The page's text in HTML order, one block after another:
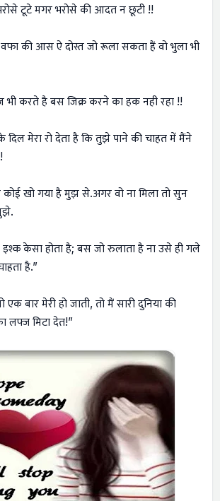
टूटे मगर भरोसे की आदत न छूटी !!
की आस ऐ दोस्त जो रूला सकता हैं वो भुला भी
भी करते है बस जिक्र करने का हक नही रहा !!
मेरा रो देता है कि तुझे पाने की चाहत में मैंने
कोई खो गया है मुझ से.अगर वो ना मिला तो सुन
इश्क केसा होता है; बस जो रुलाता है ना उसे ही गले
है.”
बार मेरी हो जाती, तो मैं सारी दुनिया की
लफ्ज मिटा देत!”